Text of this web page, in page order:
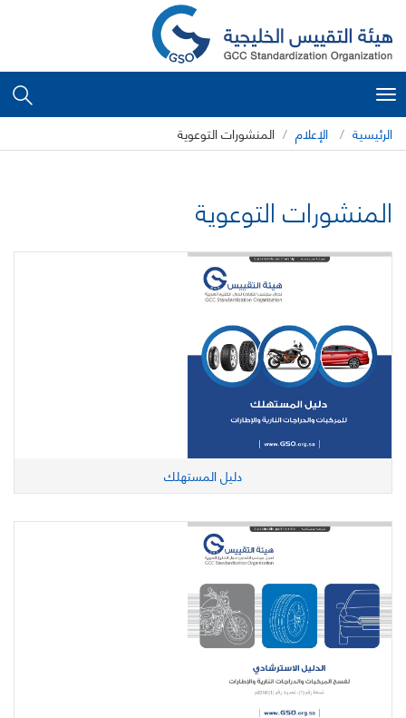
Toggle
navigation
الرئيسية الإعلام المنشورات التوعوية
المنشورات التوعوية
دليل المستهلك